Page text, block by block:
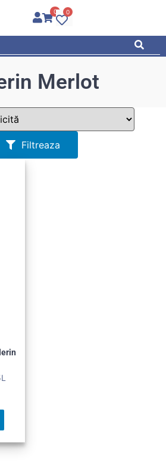
0 0
Merlot
Filtreaza